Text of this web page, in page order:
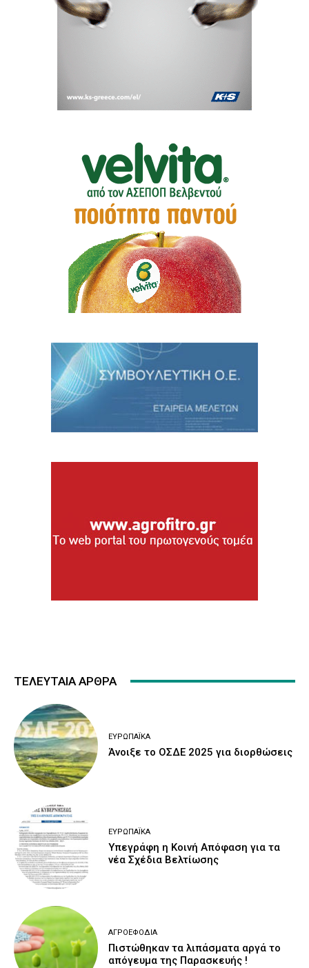
ΤΕΛΕΥΤΑΙΑ ΑΡΘΡΑ
ΕΥΡΩΠΑΪΚΆ
Άνοιξε το ΟΣΔΕ 2025 για διορθώσεις
ΕΥΡΩΠΑΪΚΆ
Υπεγράφη η Κοινή Απόφαση για τα
νέα Σχέδια Βελτίωσης
ΑΓΡΟΕΦΌΔΙΑ
Πιστώθηκαν τα λιπάσματα αργά το
απόγευμα της Παρασκευής !